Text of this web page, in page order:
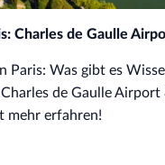
Charles de Gaulle
Paris: Was gibt es
de Gaulle Airport
mehr erfahren!